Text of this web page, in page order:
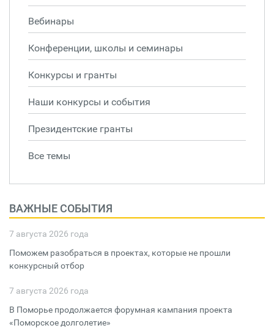
Вебинары
Конференции, школы и семинары
Конкурсы и гранты
Наши конкурсы и события
Президентские гранты
Все темы
ВАЖНЫЕ СОБЫТИЯ
7 августа 2026 года
Поможем разобраться в проектах, которые не прошли
конкурсный отбор
7 августа 2026 года
В Поморье продолжается форумная кампания проекта
«Поморское долголетие»